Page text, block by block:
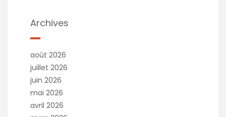
t
i
v
:
Archives
août 2026
juillet 2026
juin 2026
mai 2026
avril 2026